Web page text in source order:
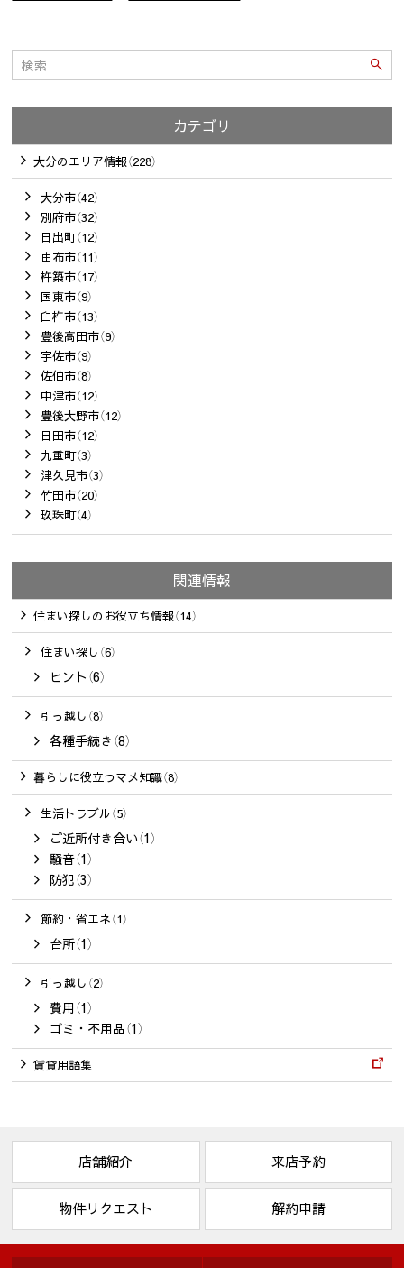
カテゴリ
大分のエリア情報（228）
大分市（42）
別府市（32）
日出町（12）
由布市（11）
杵築市（17）
国東市（9）
臼杵市（13）
豊後高田市（9）
宇佐市（9）
佐伯市（8）
中津市（12）
豊後大野市（12）
日田市（12）
九重町（3）
津久見市（3）
竹田市（20）
玖珠町（4）
関連情報
住まい探しのお役立ち情報（14）
住まい探し（6）
ヒント（6）
引っ越し（8）
各種手続き（8）
暮らしに役立つマメ知識（8）
生活トラブル（5）
ご近所付き合い（1）
騒音（1）
防犯（3）
節約・省エネ（1）
台所（1）
引っ越し（2）
費用（1）
ゴミ・不用品（1）
賃貸用語集
店舗紹介 来店予約
物件リクエスト 解約申請